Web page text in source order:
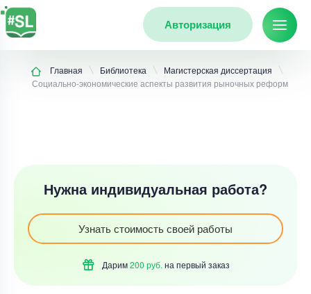
Авторизация
Главная Библиотека
Магистерская диссертация
Социально-экономические аспекты развития рыночных реформ
Нужна индивидуальная работа?
Узнать стоимость своей работы
Дарим200 руб. на первый заказ